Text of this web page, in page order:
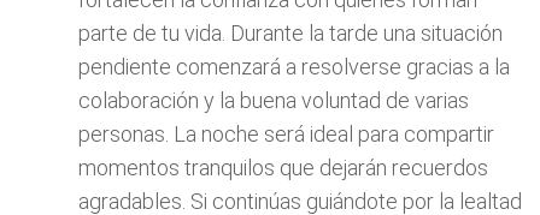
parte de tu vida. Durante la tarde una situación
pendiente comenzará a resolverse gracias a la
colaboración y la buena voluntad de varias
personas. La noche será ideal para compartir
momentos tranquilos que dejarán recuerdos
agradables. Si continúas guiándote por la lealtad